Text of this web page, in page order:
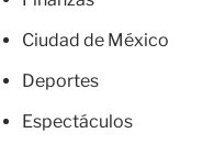
Ciudad de México
Deportes
Espectáculos